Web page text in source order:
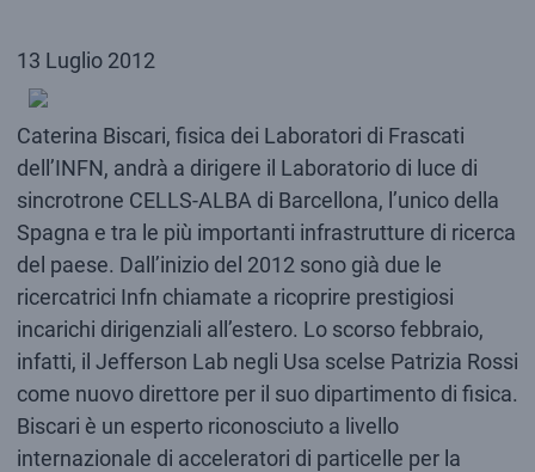
13 Luglio 2012
Caterina Biscari, fisica dei Laboratori di Frascati
dell’INFN, andrà a dirigere il Laboratorio di luce di
sincrotrone CELLS-ALBA di Barcellona, l’unico della
Spagna e tra le più importanti infrastrutture di ricerca
del paese. Dall’inizio del 2012 sono già due le
ricercatrici Infn chiamate a ricoprire prestigiosi
incarichi dirigenziali all’estero. Lo scorso febbraio,
infatti, il Jefferson Lab negli Usa scelse Patrizia Rossi
come nuovo direttore per il suo dipartimento di fisica.
Biscari è un esperto riconosciuto a livello
internazionale di acceleratori di particelle per la